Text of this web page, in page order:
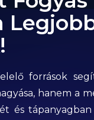
források
hanem a
és tápanyagban